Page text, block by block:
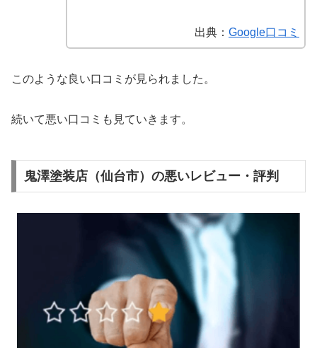
出典： Google口コミ
このような良い口コミが見られました。
続いて悪い口コミも見ていきます。
鬼澤塗装店（仙台市）の悪いレビュー・評判